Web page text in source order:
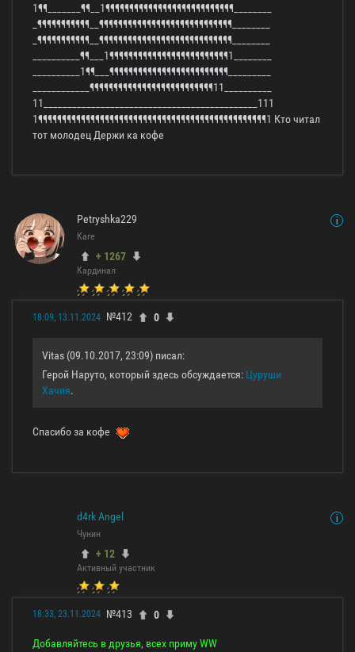
1¶¶_______¶¶__1¶¶¶¶¶¶¶¶¶¶¶¶¶¶¶¶¶¶¶¶¶¶¶¶¶¶¶________
_¶¶¶¶¶¶¶¶¶¶¶__¶¶¶¶¶¶¶¶¶¶¶¶¶¶¶¶¶¶¶¶¶¶¶¶¶¶¶¶________
_¶¶¶¶¶¶¶¶¶¶¶__¶¶¶¶¶¶¶¶¶¶¶¶¶¶¶¶¶¶¶¶¶¶¶¶¶¶¶¶________
__________¶¶___1¶¶¶¶¶¶¶¶¶¶¶¶¶¶¶¶¶¶¶¶¶¶¶¶¶1________
__________1¶¶___¶¶¶¶¶¶¶¶¶¶¶¶¶¶¶¶¶¶¶¶¶¶¶¶¶_________
____________¶¶¶¶¶¶¶¶¶¶¶¶¶¶¶¶¶¶¶¶¶¶¶¶¶¶11__________
11_____________________________________________111
1¶¶¶¶¶¶¶¶¶¶¶¶¶¶¶¶¶¶¶¶¶¶¶¶¶¶¶¶¶¶¶¶¶¶¶¶¶¶¶¶¶¶¶¶¶¶¶¶1 Кто читал
тот молодец Держи ка кофе
Petryshka229
Каге
+ 1267
Кардинал
18:09, 13.11.2024 №412 0
Vitas (09.10.2017, 23:09) писал:
Герой Наруто, который здесь обсуждается: Цуруши
Хачия.
Спасибо за кофе
d4rk Angel
Чунин
+ 12
Активный участник
18:33, 23.11.2024 №413 0
Добавляйтесь в друзья, всех приму WW